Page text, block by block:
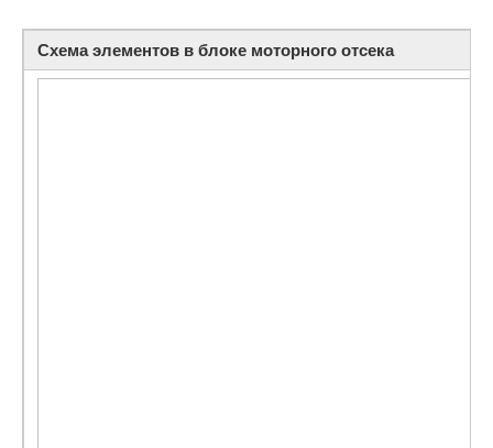
Схема элементов в блоке моторного отсека